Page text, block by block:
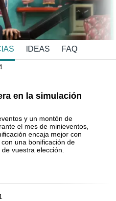
IDEAS FAQ
en la simulación
y un montón de
el mes de minieventos,
encaja mejor con
una bonificación de
vuestra elección.